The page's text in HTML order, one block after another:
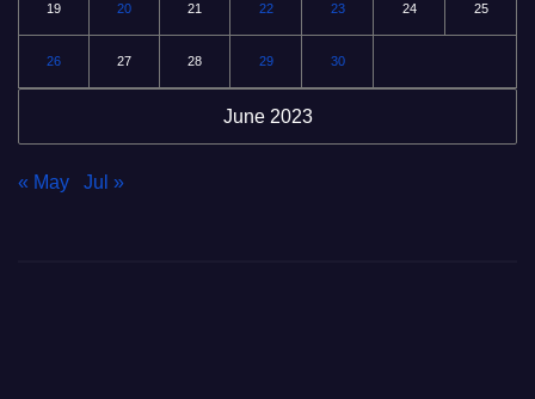
June 2023
19 20 21 22 23 24 25
26 27 28 29 30
« May Jul »